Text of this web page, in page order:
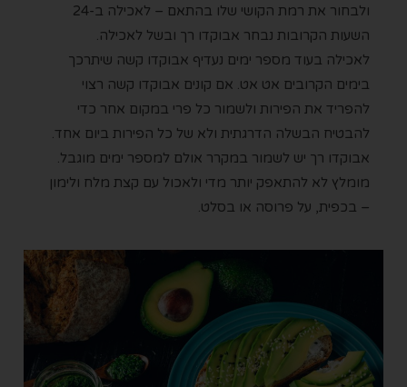
ולבחור את רמת הקושי שלו בהתאם – לאכילה ב-24
השעות הקרובות נבחר אבוקדו רך ובשל לאכילה.
לאכילה בעוד מספר ימים נעדיף אבוקדו קשה שיתרכך
בימים הקרובים אט אט. אם קונים אבוקדו קשה רצוי
להפריד את הפירות ולשמור כל פרי במקום אחר כדי
להבטיח הבשלה הדרגתית ולא של כל הפירות ביום אחד.
אבוקדו רך יש לשמור במקרר אולם למספר ימים מוגבל.
מומלץ לא להתאפק יותר מדי ולאכול עם קצת מלח ולימון
– בכפית, על פרוסה או בסלט.